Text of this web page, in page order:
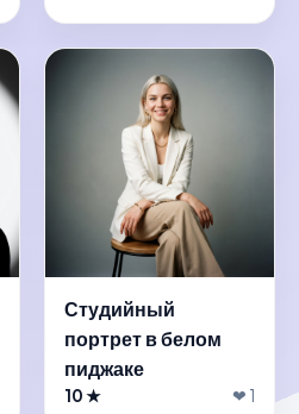
Студийный
портрет в белом
пиджаке
10 ★ ❤ 1